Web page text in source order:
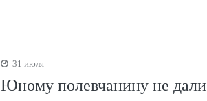
31 июля
Юному полевчанину не дали